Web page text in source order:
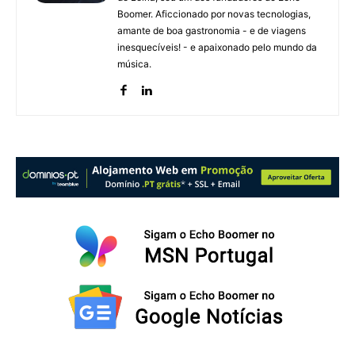
Boomer. Aficcionado por novas tecnologias,
amante de boa gastronomia - e de viagens
inesquecíveis! - e apaixonado pelo mundo da
música.